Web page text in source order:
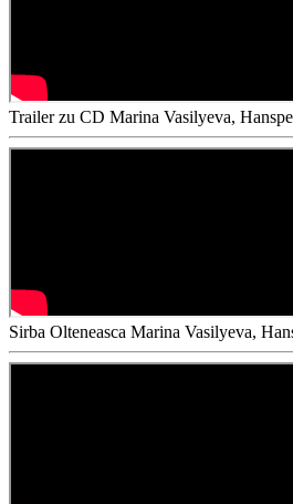
Trailer zu CD Marina Vasilyeva,
Sirba Olteneasca Marina Vasilyeva,